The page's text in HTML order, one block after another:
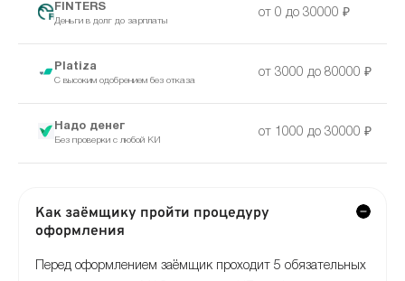
FINTERS
Деньги в долг до зарплаты
от 0 до 30000 ₽
Platiza
С высоким одобрением без отказа
от 3000 до 80000 ₽
Надо денег
Без проверки с любой КИ
от 1000 до 30000 ₽
Как заёмщику пройти процедуру
оформления
Перед оформлением заёмщик проходит 5 обязательных